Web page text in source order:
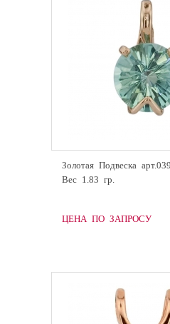
Золотая Подвеска
Вес 1.83 гр.
ЦЕНА ПО ЗАПРОСУ